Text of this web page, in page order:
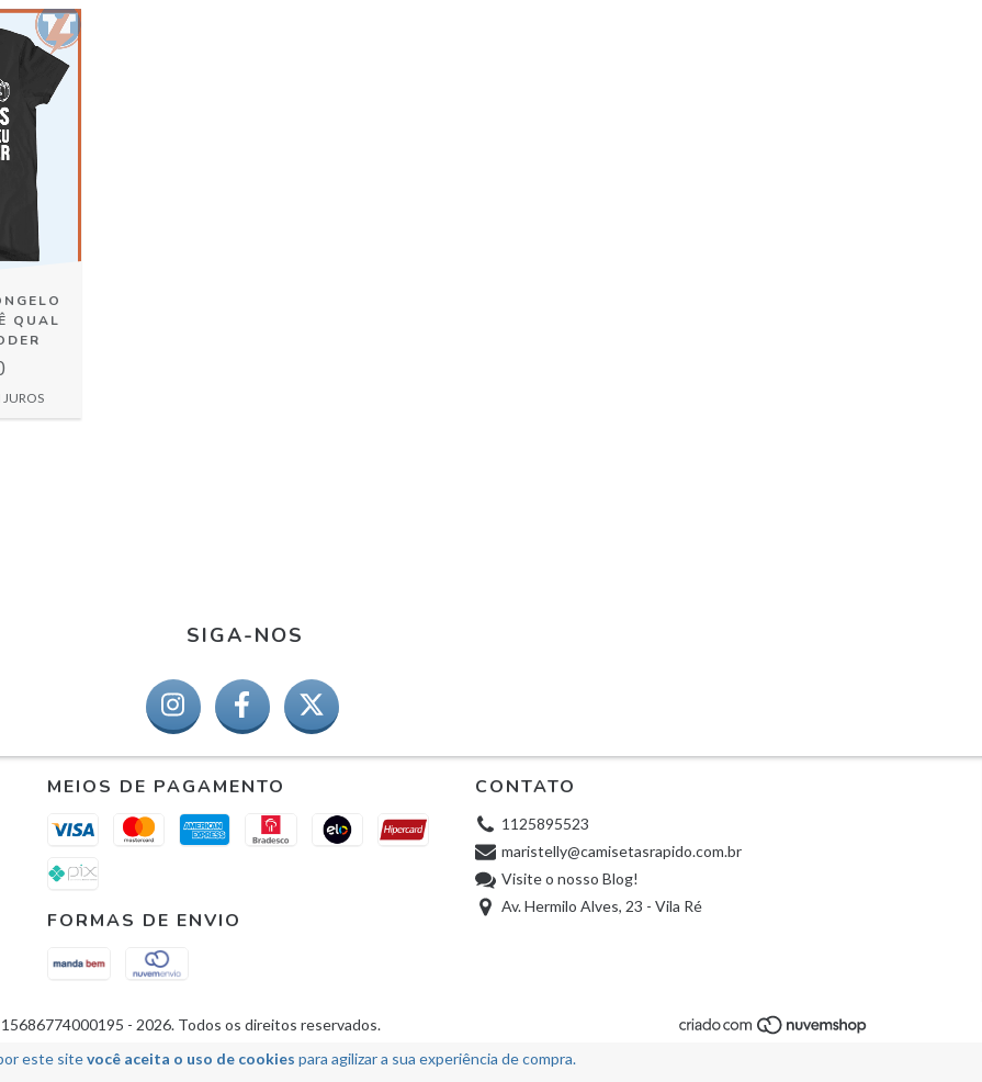
este sitevocê aceita o uso de cookies para agilizar a sua experiência de compra.
QUAL
JUROS
SIGA-NOS
MEIOS DE PAGAMENTO
FORMAS DE ENVIO
CONTATO
1125895523
maristelly@camisetasrapido.com.br
Visite o nosso Blog!
Av. Hermilo Alves, 23 - Vila Ré
- 2026. Todos os direitos reservados.